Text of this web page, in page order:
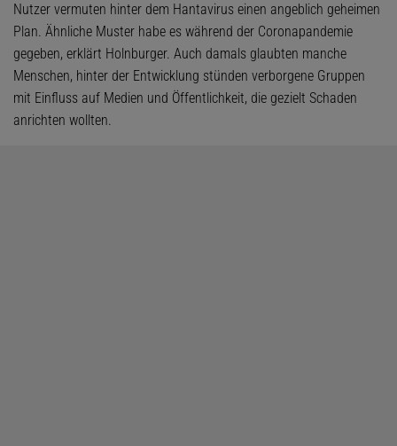
Nutzer vermuten hinter dem Hantavirus einen angeblich geheimen
Plan. Ähnliche Muster habe es während der Coronapandemie
gegeben, erklärt Holnburger. Auch damals glaubten manche
Menschen, hinter der Entwicklung stünden verborgene Gruppen
mit Einfluss auf Medien und Öffentlichkeit, die gezielt Schaden
anrichten wollten.